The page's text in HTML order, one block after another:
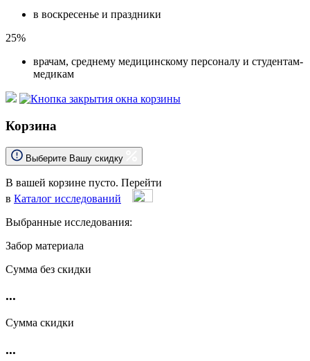
в воскресенье и праздники
25%
врачам, среднему медицинскому персоналу и студентам-
медикам
Корзина
Выберите Вашу скидку
В вашей корзине пусто. Перейти
в Каталог исследований
Выбранные исследования:
Забор материала
Cумма без скидки
...
Сумма скидки
...